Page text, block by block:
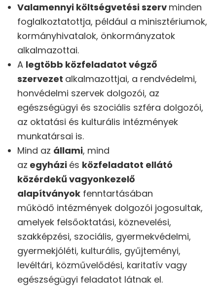
Valamennyi költségvetési szerv minden
foglalkoztatottja, például a minisztériumok,
kormányhivatalok, önkormányzatok
alkalmazottai.
A legtöbb közfeladatot végző
szervezet alkalmazottjai, a rendvédelmi,
honvédelmi szervek dolgozói, az
egészségügyi és szociális szféra dolgozói,
az oktatási és kulturális intézmények
munkatársai is.
Mind az állami, mind
az egyházi és közfeladatot ellátó
közérdekű vagyonkezelő
alapítványok fenntartásában
működő intézmények dolgozói jogosultak,
amelyek felsőoktatási, köznevelési,
szakképzési, szociális, gyermekvédelmi,
gyermekjóléti, kulturális, gyűjteményi,
levéltári, közművelődési, karitatív vagy
egészségügyi feladatot látnak el.